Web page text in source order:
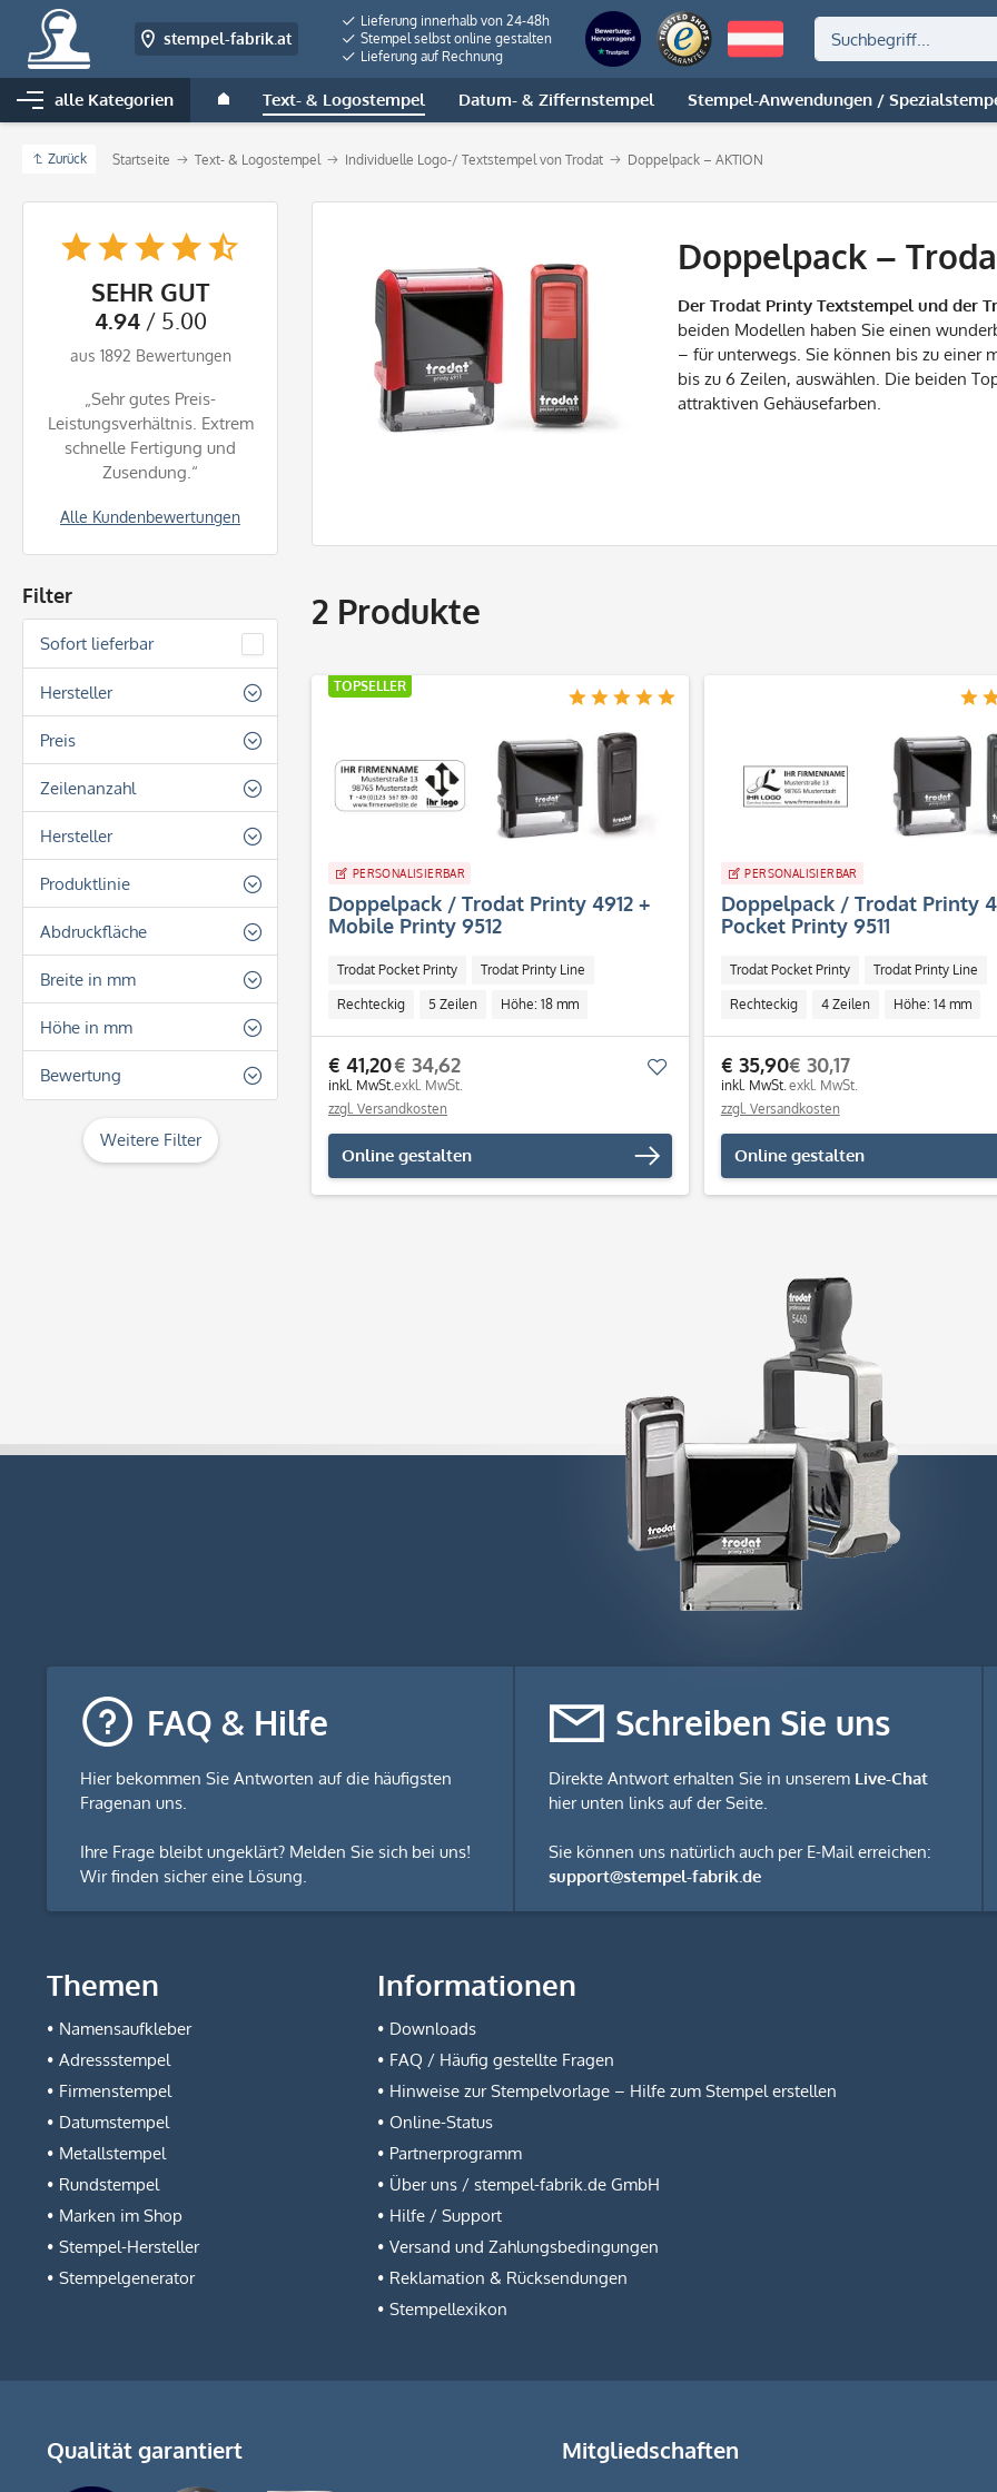
stempel-fabrik.at
Lieferung innerhalb von 24-48h
Stempel selbst online gestalten
Lieferung auf Rechnung
alle Kategorien Text- & Logostempel Datum- & Ziffernstempel Stempel-Anwendungen /
Zurück Startseite Text- & Logostempel Individuelle Logo-/ Textstempel von Trodat Doppelpack – AKTION
SEHR GUT
4.94/ 5.00
aus 1892 Bewertungen
Alle Kundenbewertungen
„Sehr gutes Preis-
Leistungsverhältnis. Extrem
schnelle Fertigung und
Zusendung.“
Filter
Sofort lieferbar
Hersteller
stempel-fabrik.de
Preis
von€ 35,90bis€ 41,20
Zeilenanzahl
4 Zeilen
5 Zeilen
Hersteller
Trodat
Produktlinie
Trodat Pocket Printy
Trodat Printy Line
Abdruckfläche
Rechteckig
Breite in mm
37
47
Höhe in mm
14
18
Bewertung
& mehr
Weitere Filter
Doppelpack –
Der Trodat Printy Textstempel und der
beiden Modellen haben Sie einen
– für unterwegs. Sie können bis zu einer
bis zu 6 Zeilen, auswählen. Die beiden
attraktiven Gehäusefarben.
2 Produkte
TOPSELLER
PERSONALISIERBAR
Doppelpack / Trodat Printy 4912 +
Mobile Printy 9512
Trodat Pocket Printy Trodat Printy Line
Rechteckig 5 Zeilen Höhe: 18 mm
Breite: 47 mm Individuell
€ 41,20
inkl. MwSt.
€ 34,62
exkl. MwSt.
zzgl. Versandkosten
Online gestalten
Merken
PERSONALISIERBAR
Doppelpack / Trodat Printy
Pocket Printy 9511
Trodat Pocket Printy Trodat Printy Line
Rechteckig 4 Zeilen Höhe: 14 mm
Breite: 37 mm Individuell
€ 35,90
inkl. MwSt.
€ 30,17
exkl. MwSt.
zzgl. Versandkosten
Online gestalten
FAQ & Hilfe
Hier bekommen Sie Antworten auf die häufigsten
Fragenan uns.
Ihre Frage bleibt ungeklärt? Melden Sie sich bei uns!
Wir finden sicher eine Lösung.
Schreiben Sie uns
Direkte Antwort erhalten Sie in unserem Live-Chat
hier unten links auf der Seite.
Sie können uns natürlich auch per E-Mail erreichen:
support@stempel-fabrik.de
Themen
Namensaufkleber
Adressstempel
Firmenstempel
Datumstempel
Metallstempel
Rundstempel
Marken im Shop
Stempel-Hersteller
Stempelgenerator
Informationen
Downloads
FAQ / Häufig gestellte Fragen
Hinweise zur Stempelvorlage – Hilfe zum Stempel erstellen
Online-Status
Partnerprogramm
Über uns / stempel-fabrik.de GmbH
Hilfe / Support
Versand und Zahlungsbedingungen
Reklamation & Rücksendungen
Stempellexikon
Qualität garantiert Mitgliedschaften